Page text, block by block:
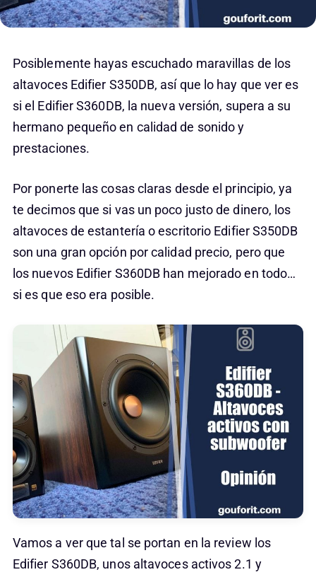
Posiblemente hayas escuchado maravillas de los
altavoces Edifier S350DB, así que lo hay que ver es
si el Edifier S360DB, la nueva versión, supera a su
hermano pequeño en calidad de sonido y
prestaciones.
Por ponerte las cosas claras desde el principio, ya
te decimos que si vas un poco justo de dinero, los
altavoces de estantería o escritorio Edifier S350DB
son una gran opción por calidad precio, pero que
los nuevos Edifier S360DB han mejorado en todo…
si es que eso era posible.
Vamos a ver que tal se portan en la review los
Edifier S360DB, unos altavoces activos 2.1 y